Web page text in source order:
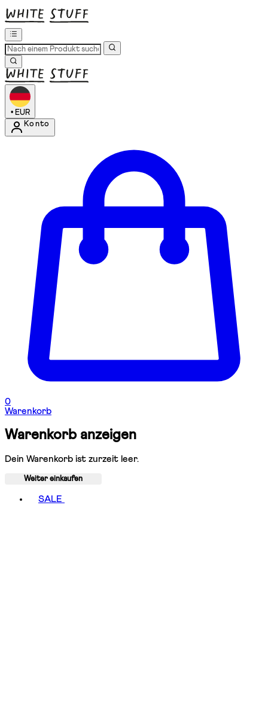
• EUR
Konto
0
Warenkorb
Warenkorb anzeigen
Dein Warenkorb ist zurzeit leer.
Weiter einkaufen
SALE